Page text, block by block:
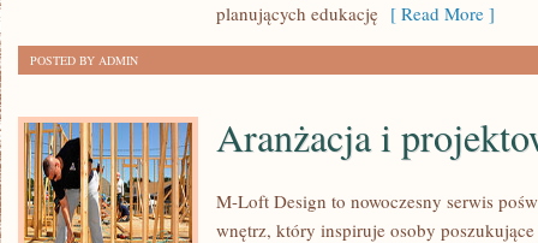
planujących edukację [ Read More ]
POSTED BY ADMIN
Aranżacja i
M-Loft Design to nowoczesny serwis
wnętrz, który inspiruje osoby